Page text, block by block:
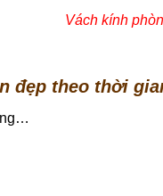
Vách kính
đẹp theo thời